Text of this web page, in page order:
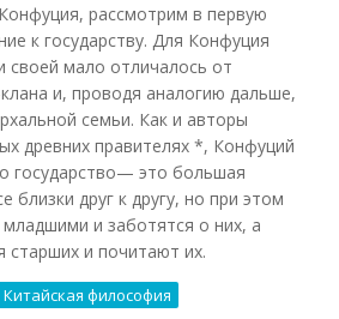
рассмотрим в первую
к государству. Для Конфуция
своей мало отличалось от
и, проводя аналогию дальше,
семьи. Как и авторы
древних правителях *, Конфуций
государство— это большая
близки друг к другу, но при этом
и заботятся о них, а
и почитают их.
Китайская философия